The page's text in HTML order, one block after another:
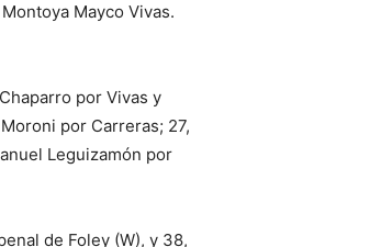
Mayco Vivas.
por Vivas y
por Carreras; 27,
Leguizamón por
de Foley (W), y 38,